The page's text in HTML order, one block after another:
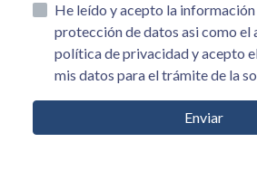
He leído y acepto la información básica sobre
protección de datos asi como el aviso legal y la
política de privacidad y acepto el tratamiento de
mis datos para el trámite de la
Enviar